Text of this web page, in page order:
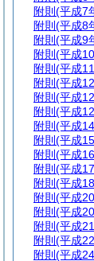
附則 (平成7
附則 (平成8
附則 (平成9
附則 (平成
附則 (平成
附則 (平成
附則 (平成
附則 (平成
附則 (平成
附則 (平成
附則 (平成
附則 (平成
附則 (平成
附則 (平成
附則 (平成
附則 (平成
附則 (平成
附則 (平成